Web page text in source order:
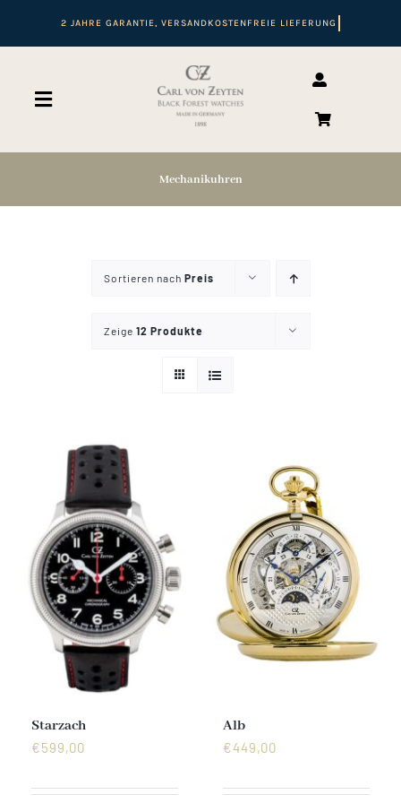
Toggle
Suche
Shop
News
Geschichte
Mechanikuhren
Sortieren nach Preis
Zeige 12 Produkte
Starzach
€599,00
Alb
€449,00